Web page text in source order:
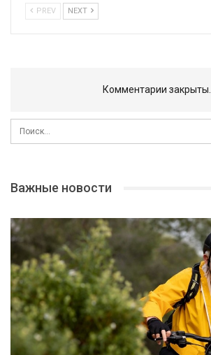
PREV NEXT
Комментарии закрыты.
Важные новости